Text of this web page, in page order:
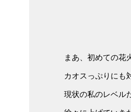
まあ、初めての花
カオスっぷりにも
現状の私のレベル